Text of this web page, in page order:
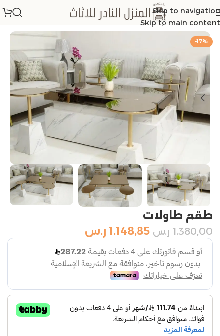
Skip to navigation
Skip to main content
الرئيسية/اطقم طاولات
-17%
طقم طاولات
1.380,00 ر.س 1.148,85 ر.س